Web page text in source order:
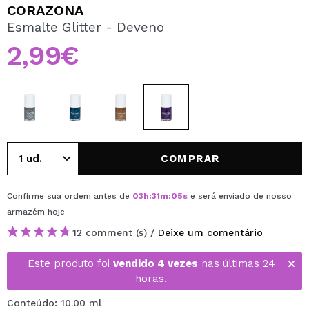
Ao criar uma conta no Maquibeauty.pt pode fazer as suas
compras rapidamente, verificar o estado das suas
encomendas e consultar as suas operações anteriores.
CRIAR CONTA
CORAZONA
Esmalte Glitter - Deveno
2,99€
COMPRAR
Confirme sua ordem antes de 03h:31m:05s e será enviado de nosso
armazém hoje
12 comment (s) / Deixe um comentário
Este produto foi vendido 4 vezes nas últimas 24
horas.
Conteúdo: 10.00 ml